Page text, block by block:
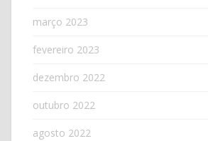
março 2023
fevereiro 2023
dezembro 2022
outubro 2022
agosto 2022